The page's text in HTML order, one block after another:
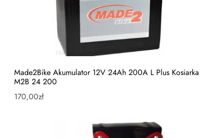
Made2Bike Akumulator 12V 24Ah 200A L Plus Kosiarka
M2B 24 200
170,00zł